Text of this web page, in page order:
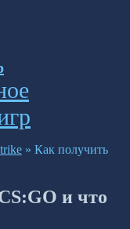
» Как получить
и что